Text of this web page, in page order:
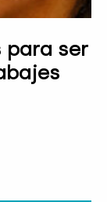
para ser